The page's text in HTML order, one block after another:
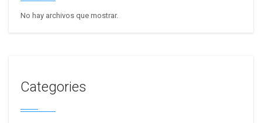
No hay archivos que mostrar.
Categories